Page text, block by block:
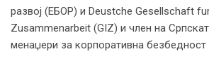
развој (ЕБОР) и Deustche Gesellschaft
Zusammenarbeit (GIZ) и член на
менаџери за корпоративна